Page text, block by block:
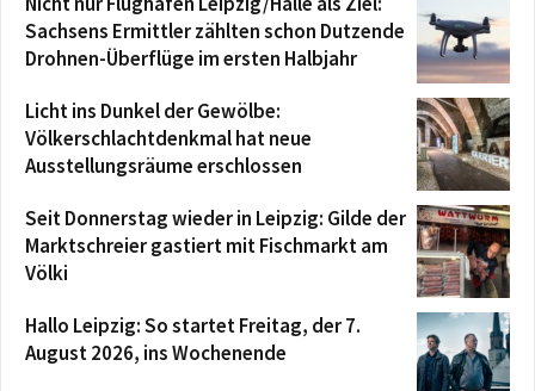
Sachsens Ermittler zählten schon Dutzende
Drohnen-Überflüge im ersten Halbjahr
Licht ins Dunkel der Gewölbe:
Völkerschlachtdenkmal hat neue
Ausstellungsräume erschlossen
Seit Donnerstag wieder in Leipzig: Gilde der
Marktschreier gastiert mit Fischmarkt am
Völki
Hallo Leipzig: So startet Freitag, der 7.
August 2026, ins Wochenende